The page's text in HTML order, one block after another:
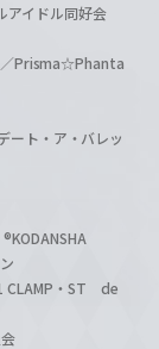
アイドル同好会
／Prisma☆Phanta
ート・ア・バレッ
CLAMP・ST de